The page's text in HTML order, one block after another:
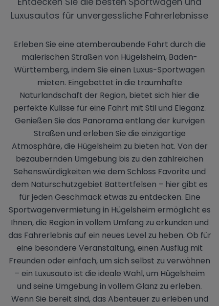
Luxusautos für unvergessliche Fahrerlebnisse
Erleben Sie eine atemberaubende Fahrt durch die
malerischen Straßen von Hügelsheim, Baden-
Württemberg, indem Sie einen Luxus-Sportwagen
mieten. Eingebettet in die traumhafte
Naturlandschaft der Region, bietet sich hier die
perfekte Kulisse für eine Fahrt mit Stil und Eleganz.
Genießen Sie das Panorama entlang der kurvigen
Straßen und erleben Sie die einzigartige
Atmosphäre, die Hügelsheim zu bieten hat. Von der
bezaubernden Umgebung bis zu den zahlreichen
Sehenswürdigkeiten wie dem Schloss Favorite und
dem Naturschutzgebiet Battertfelsen – hier gibt es
für jeden Geschmack etwas zu entdecken. Eine
Sportwagenvermietung in Hügelsheim ermöglicht es
Ihnen, die Region in vollem Umfang zu erkunden und
das Fahrerlebnis auf ein neues Level zu heben. Ob für
eine besondere Veranstaltung, einen Ausflug mit
Freunden oder einfach, um sich selbst zu verwöhnen
– ein Luxusauto ist die ideale Wahl, um Hügelsheim
und seine Umgebung in vollem Glanz zu erleben.
Wenn Sie bereit sind, das Abenteuer zu erleben und